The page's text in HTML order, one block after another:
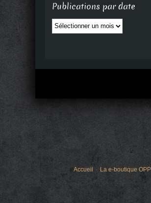
Publications par date
Publications
par
Accueil La e-boutique OPP